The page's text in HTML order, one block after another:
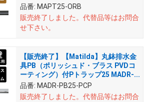
品番: MAPT25-ORB
販売終了しました。 代替品等はお問合
せ下さい。
【販売終了】【Matilda】丸鉢排水金
具PB（ポリッシュド・ブラス PVDコ
ーティング）付Pトラップ25 MADR-...
品番: MADR-PB25-PCP
販売終了しました。 代替品等はお問合